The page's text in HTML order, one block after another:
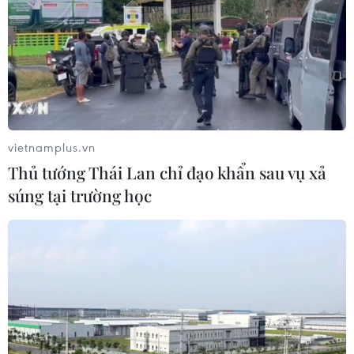
phạm có tổ chức
04/08/2026 14:24
Điều gì chờ đợi đồng yen sau cái bắt
tay giữa Mỹ-Nhật?
ASC 2026: Tiếp lửa đam mê khoa học
Ngành Trí tuệ Nhân tạo của Trung
Quốc vượt mốc 1.200 tỷ NDT trong
vietnamplus.vn
Thủ tướng Thái Lan chỉ đạo khẩn sau vụ xả
súng tại trường học